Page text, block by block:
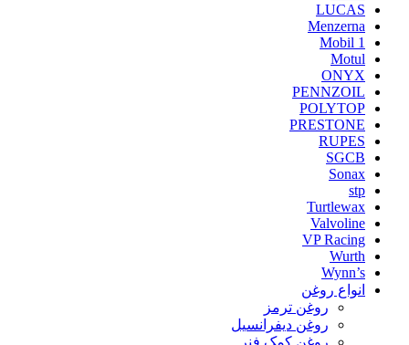
LUCAS
Menzerna
Mobil 1
Motul
ONYX
PENNZOIL
POLYTOP
PRESTONE
RUPES
SGCB
Sonax
stp
Turtlewax
Valvoline
VP Racing
Wurth
Wynn’s
انواع روغن
روغن ترمز
روغن دیفرانسیل
روغن کمک فنر